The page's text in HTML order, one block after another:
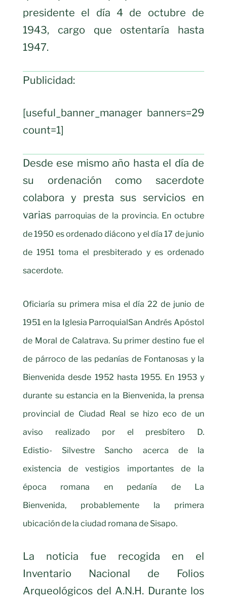
presidente el día 4 de octubre de
1943, cargo que ostentaría hasta
1947.
Publicidad:
[useful_banner_manager banners=29
count=1]
Desde ese mismo año hasta el día de
su ordenación como sacerdote
colabora y presta sus servicios en
varias parroquias de la provincia. En octubre
de 1950 es ordenado diácono y el día 17 de junio
de 1951 toma el presbiterado y es ordenado
sacerdote.
Oficiaría su primera misa el día 22 de junio de
1951 en la Iglesia ParroquialSan Andrés Apóstol
de Moral de Calatrava. Su primer destino fue el
de párroco de las pedanías de Fontanosas y la
Bienvenida desde 1952 hasta 1955. En 1953 y
durante su estancia en la Bienvenida, la prensa
provincial de Ciudad Real se hizo eco de un
aviso realizado por el presbítero D.
Edistio- Silvestre Sancho acerca de la
existencia de vestigios importantes de la
época romana en pedanía de La
Bienvenida, probablemente la primera
ubicación de la ciudad romana de Sisapo.
La noticia fue recogida en el
Inventario Nacional de Folios
Arqueológicos del A.N.H. Durante los